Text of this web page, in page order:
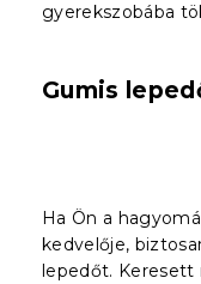
gyerekszobába
Gumis
Ha Ön a
kedvelője,
lepedőt. Keresett